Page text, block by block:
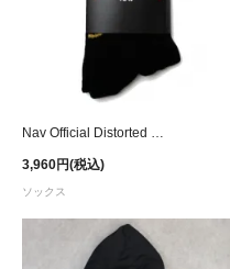
3,960円(税込)
ソックス